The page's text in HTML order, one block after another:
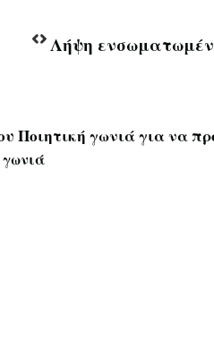
Λήψη
Ποιητική γωνιά για να
γωνιά